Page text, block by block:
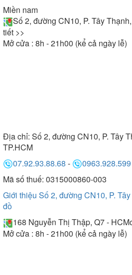
Miền nam
Số 2, đường CN10, P. Tây
tiết >>
Mở cửa : 8h - 21h00 (kể cả ngày lễ)
Địa chỉ: Số 2, đường CN10, P. Tây
TP.HCM
07.92.93.88.68 -
0963.928.599
Mã số thuế: 0315000860-003
Giới thiệu Số 2, đường CN10, P.
đồ
168 Nguyễn Thị Thập, Q7 - HCM
Mở cửa : 8h - 21h00 (kể cả ngày lễ)